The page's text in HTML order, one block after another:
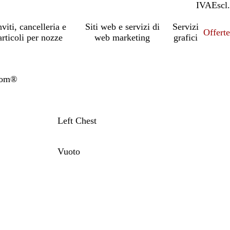
IVAIncl.
Escl.
cancelleria e
per nozze
Siti web e servizi di
web marketing
Servizi
grafici
Offerte
Left Chest
Vuoto